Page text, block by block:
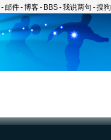
-邮件-博客- BBS-我说两句 -搜狗